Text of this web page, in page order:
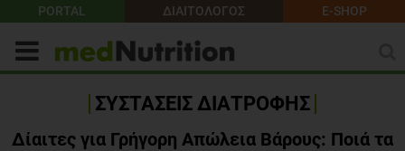
PORTAL ΔΙΑΙΤΟΛΟΓΟΣ E-SHOP
ΣΥΣΤΑΣΕΙΣ ΔΙΑΤΡΟΦΗΣ
Δίαιτες για Γρήγορη Απώλεια Βάρους: Ποιά τα